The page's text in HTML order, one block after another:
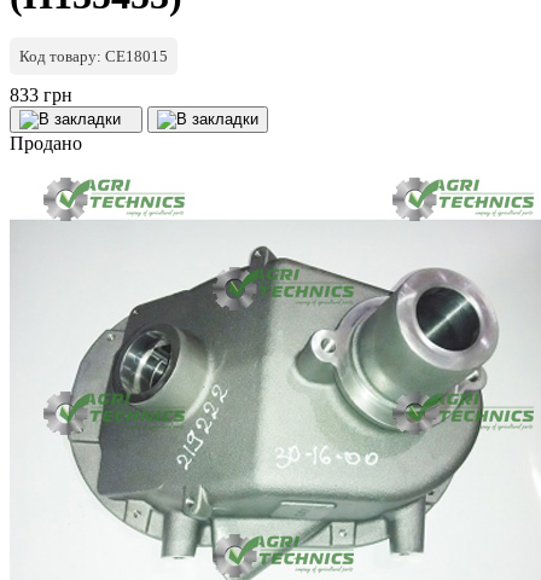
Код товару: CE18015
833 грн
Продано